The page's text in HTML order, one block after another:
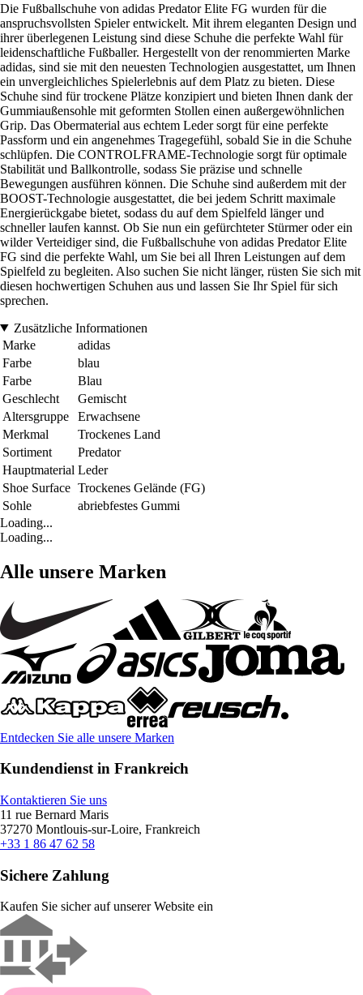
Die Fußballschuhe von adidas Predator Elite FG wurden für die
anspruchsvollsten Spieler entwickelt. Mit ihrem eleganten Design und
ihrer überlegenen Leistung sind diese Schuhe die perfekte Wahl für
leidenschaftliche Fußballer. Hergestellt von der renommierten Marke
adidas, sind sie mit den neuesten Technologien ausgestattet, um Ihnen
ein unvergleichliches Spielerlebnis auf dem Platz zu bieten. Diese
Schuhe sind für trockene Plätze konzipiert und bieten Ihnen dank der
Gummiaußensohle mit geformten Stollen einen außergewöhnlichen
Grip. Das Obermaterial aus echtem Leder sorgt für eine perfekte
Passform und ein angenehmes Tragegefühl, sobald Sie in die Schuhe
schlüpfen. Die CONTROLFRAME-Technologie sorgt für optimale
Stabilität und Ballkontrolle, sodass Sie präzise und schnelle
Bewegungen ausführen können. Die Schuhe sind außerdem mit der
BOOST-Technologie ausgestattet, die bei jedem Schritt maximale
Energierückgabe bietet, sodass du auf dem Spielfeld länger und
schneller laufen kannst. Ob Sie nun ein gefürchteter Stürmer oder ein
wilder Verteidiger sind, die Fußballschuhe von adidas Predator Elite
FG sind die perfekte Wahl, um Sie bei all Ihren Leistungen auf dem
Spielfeld zu begleiten. Also suchen Sie nicht länger, rüsten Sie sich mit
diesen hochwertigen Schuhen aus und lassen Sie Ihr Spiel für sich
sprechen.
Zusätzliche Informationen
Marke
adidas
Farbe
blau
Farbe
Blau
Geschlecht
Gemischt
Altersgruppe
Erwachsene
Merkmal
Trockenes Land
Sortiment
Predator
Hauptmaterial Leder
Shoe Surface Trockenes Gelände (FG)
Sohle
abriebfestes Gummi
Loading...
Loading...
Alle unsere Marken
Entdecken Sie alle unsere Marken
Kundendienst in Frankreich
Kontaktieren Sie uns
11 rue Bernard Maris
37270 Montlouis-sur-Loire, Frankreich
+33 1 86 47 62 58
Sichere Zahlung
Kaufen Sie sicher auf unserer Website ein